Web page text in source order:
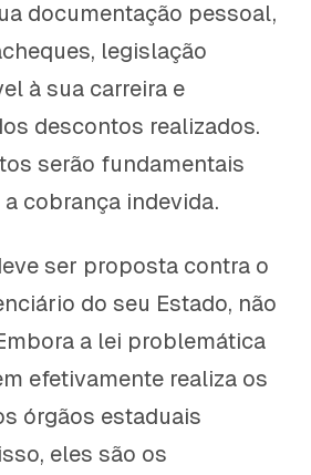
documentação pessoal,
legislação
à sua carreira e
descontos realizados.
serão fundamentais
cobrança indevida.
ser proposta contra o
do seu Estado, não
a lei problemática
efetivamente realiza os
órgãos estaduais
eles são os